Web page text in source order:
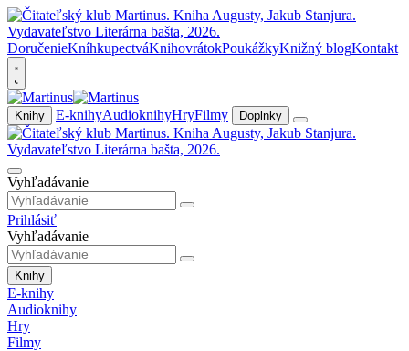
DoručenieKníhkupectváKnihovrátokPoukážkyKnižný blogKontakt
Knihy E-knihyAudioknihyHryFilmy Doplnky
Vyhľadávanie
Prihlásiť
Vyhľadávanie
Knihy
E-knihy
Audioknihy
Hry
Filmy